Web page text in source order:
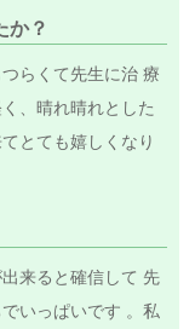
か？
らくて先生に治 療
、晴れ晴れとした
とても嬉しくなり
来ると確信して 先
いっぱいです 。私